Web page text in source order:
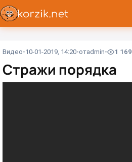
Видео 10-01-2019, 14:20 отadmin 1 169
Стражи порядка